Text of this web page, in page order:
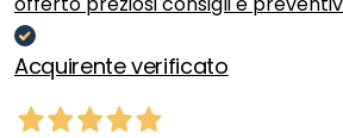
Acquirente verificato